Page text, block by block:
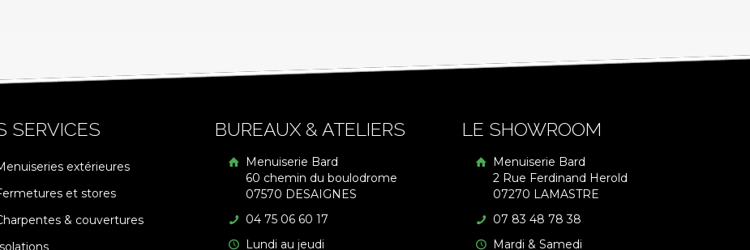
SERVICES
extérieures
et stores
& couvertures
BUREAUX & ATELIERS
Menuiserie Bard
60 chemin du boulodrome
07570 DESAIGNES
04 75 06 60 17
Lundi au jeudi
LE SHOWROOM
Menuiserie Bard
2 Rue Ferdinand Herold
07270 LAMASTRE
07 83 48 78 38
Mardi & Samedi